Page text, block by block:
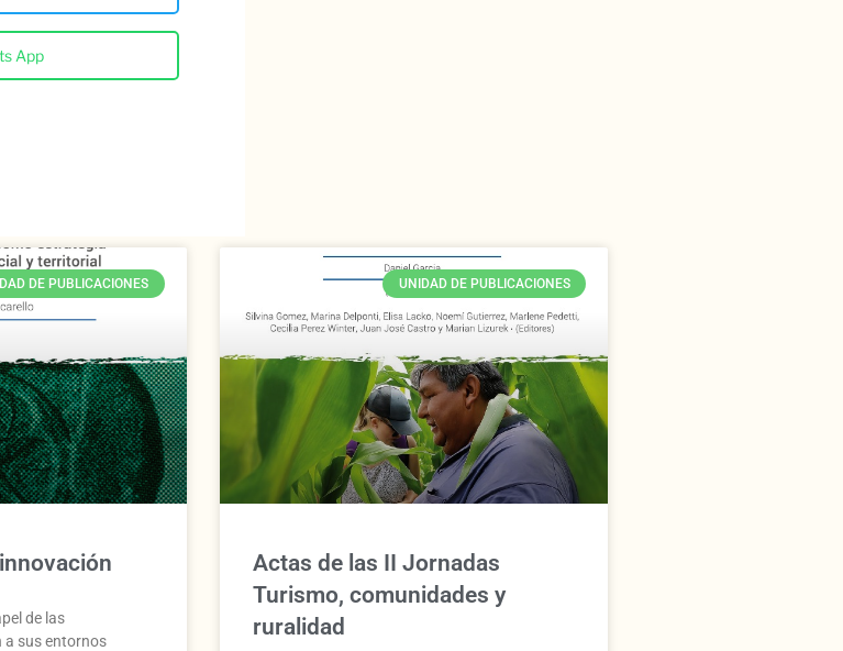
App
DE PUBLICACIONES
de las
a sus entornos
UNIDAD DE PUBLICACIONES
Actas de las II Jornadas
Turismo, comunidades y
ruralidad